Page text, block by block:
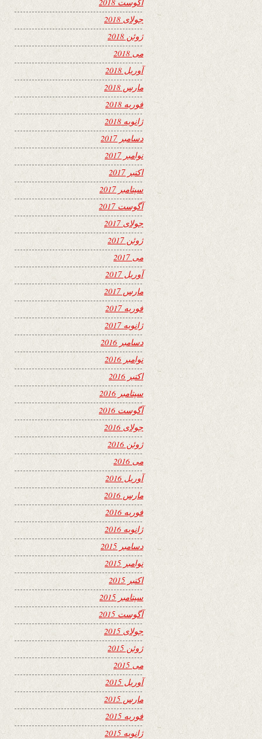
جولای 2018
ژوئن 2018
می 2018
آوریل 2018
مارس 2018
فوریه 2018
ژانویه 2018
دسامبر 2017
نوامبر 2017
اکتبر 2017
سپتامبر 2017
آگوست 2017
جولای 2017
ژوئن 2017
می 2017
آوریل 2017
مارس 2017
فوریه 2017
ژانویه 2017
دسامبر 2016
نوامبر 2016
اکتبر 2016
سپتامبر 2016
آگوست 2016
جولای 2016
ژوئن 2016
می 2016
آوریل 2016
مارس 2016
فوریه 2016
ژانویه 2016
دسامبر 2015
نوامبر 2015
اکتبر 2015
سپتامبر 2015
آگوست 2015
جولای 2015
ژوئن 2015
می 2015
آوریل 2015
مارس 2015
فوریه 2015
ژانویه 2015